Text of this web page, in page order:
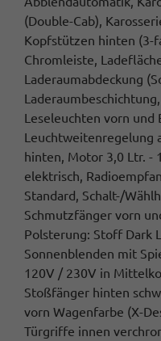
(Double-Cab),
Kopfstützen hinten (3-
Chromleiste,
Laderaumabdeckung
Leseleuchten vorn und
Leuchtweitenregelung
hinten, Motor 3,0 Ltr. -
elektrisch,
Standard, Schalt-/
Schmutzfänger vorn
Polsterung: Stoff Dark
Sonnenblenden mit
120V / 230V in
Stoßfänger hinten
vorn Wagenfarbe (X-
Türgriffe innen